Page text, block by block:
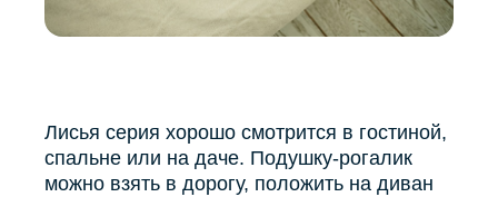
Лисья серия хорошо смотрится в гостиной,
спальне или на даче. Подушку-рогалик
можно взять в дорогу, положить на диван